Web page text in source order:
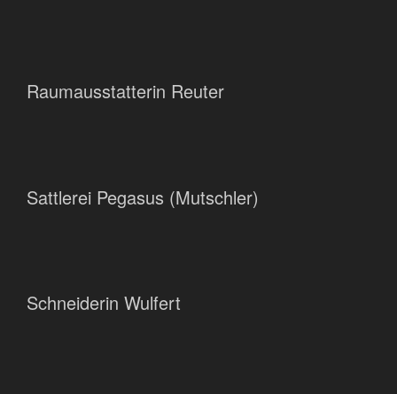
Raumausstatterin Reuter
Sattlerei Pegasus (Mutschler)
Schneiderin Wulfert